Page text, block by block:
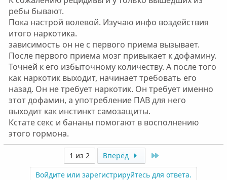
ребы бывают.
Пока настрой волевой. Изучаю инфо воздействия
итого наркотика.
зависимость он не с первого приема вызывает.
После первого приема мозг привыкает к дофамину.
Точней к его избыточному количеству. А после того
как наркотик выходит, начинает требовать его
назад. Он не требует наркотик. Он требует именно
этот дофамин, а употребление ПАВ для него
выходит как инстинкт самозащиты.
Кстате секс и бананы помогают в восполнению
этого гормона.
1 из 2 Вперёд
Войдите или зарегистрируйтесь для ответа.